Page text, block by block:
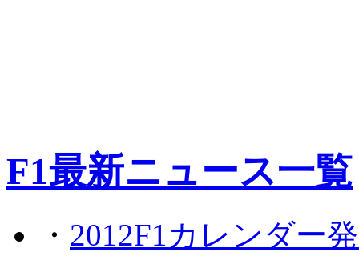
F1最新ニュース一覧
・ 2012F1カレンダー